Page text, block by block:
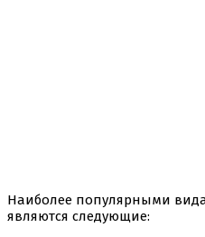
Наиболее популярными
являются следующие: